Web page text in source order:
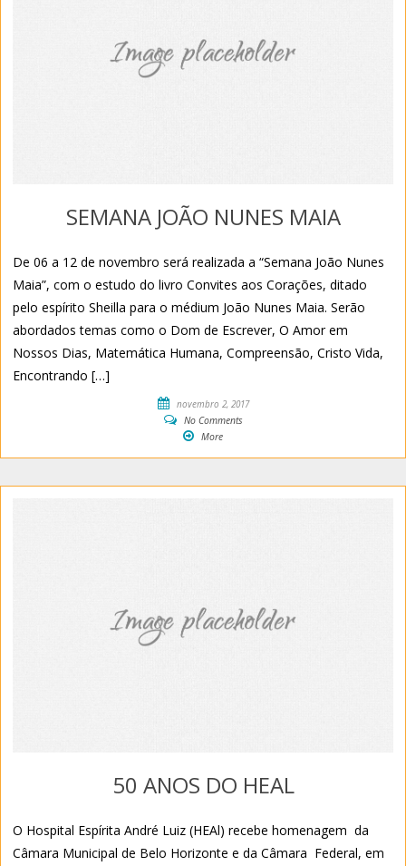
SEMANA JOÃO NUNES MAIA
De 06 a 12 de novembro será realizada a “Semana João Nunes
Maia”, com o estudo do livro Convites aos Corações, ditado
pelo espírito Sheilla para o médium João Nunes Maia. Serão
abordados temas como o Dom de Escrever, O Amor em
Nossos Dias, Matemática Humana, Compreensão, Cristo Vida,
Encontrando […]
novembro 2, 2017
No Comments
More
50 ANOS DO HEAL
O Hospital Espírita André Luiz (HEAl) recebe homenagem da
Câmara Municipal de Belo Horizonte e da Câmara Federal, em